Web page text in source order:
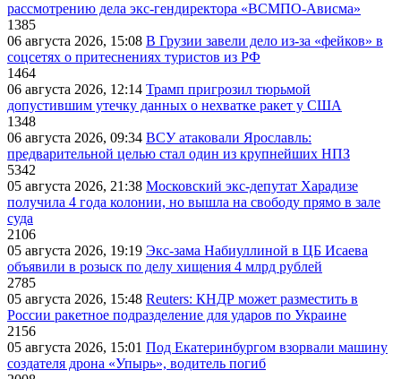
рассмотрению дела экс-гендиректора «ВСМПО-Ависма»
1385
06 августа 2026, 15:08 В Грузии завели дело из-за «фейков» в
соцсетях о притеснениях туристов из РФ
1464
06 августа 2026, 12:14 Трамп пригрозил тюрьмой
допустившим утечку данных о нехватке ракет у США
1348
06 августа 2026, 09:34 ВСУ атаковали Ярославль:
предварительной целью стал один из крупнейших НПЗ
5342
05 августа 2026, 21:38 Московский экс-депутат Харадизе
получила 4 года колонии, но вышла на свободу прямо в зале
суда
2106
05 августа 2026, 19:19 Экс-зама Набиуллиной в ЦБ Исаева
объявили в розыск по делу хищения 4 млрд рублей
2785
05 августа 2026, 15:48 Reuters: КНДР может разместить в
России ракетное подразделение для ударов по Украине
2156
05 августа 2026, 15:01 Под Екатеринбургом взорвали машину
создателя дрона «Упырь», водитель погиб